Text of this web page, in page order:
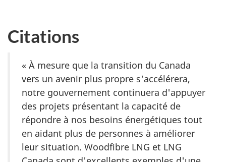
Citations
« À mesure que la transition du Canada
vers un avenir plus propre s'accélérera,
notre gouvernement continuera d'appuyer
des projets présentant la capacité de
répondre à nos besoins énergétiques tout
en aidant plus de personnes à améliorer
leur situation. Woodfibre LNG et LNG